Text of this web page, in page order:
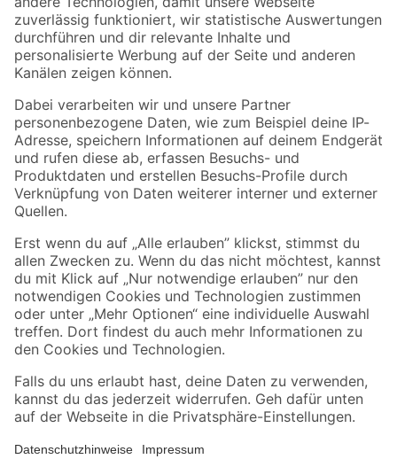
Zur Newsletter Anmeldung
Folge uns
Zahlungsarten Versandarten
Sicher einkaufen
Jetzt die toom-App herunterladen
Alle Preisangaben in EUR inkl. gesetzl. MwSt.. Die dargestellten Angebote sind unter
Umständen nicht in allen Märkten verfügbar. Die angegebenen Verfügbarkeiten beziehen
Produkte nur solange der Vorrat reicht.